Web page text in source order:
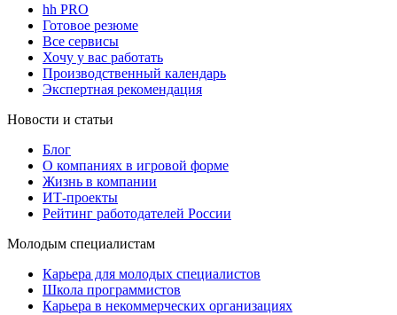
hh PRO
Готовое резюме
Все сервисы
Хочу у вас работать
Производственный календарь
Экспертная рекомендация
Новости и статьи
Блог
О компаниях в игровой форме
Жизнь в компании
ИТ-проекты
Рейтинг работодателей России
Молодым специалистам
Карьера для молодых специалистов
Школа программистов
Карьера в некоммерческих организациях